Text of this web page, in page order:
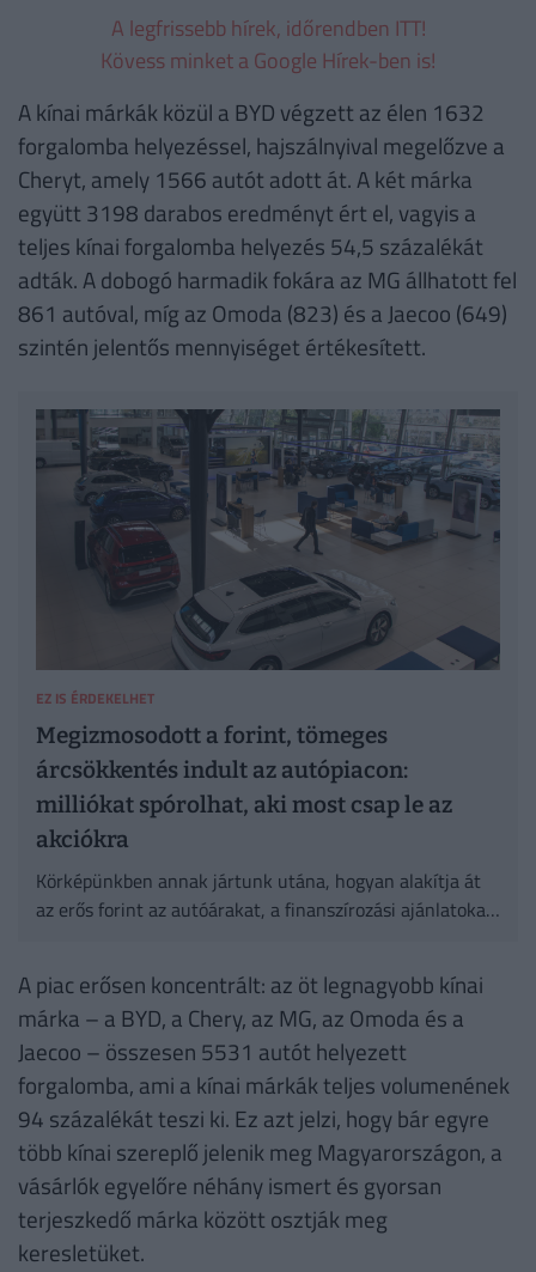
A legfrissebb hírek, időrendben ITT!
Kövess minket a Google Hírek-ben is!
A kínai márkák közül a BYD végzett az élen 1632
forgalomba helyezéssel, hajszálnyival megelőzve a
Cheryt, amely 1566 autót adott át. A két márka
együtt 3198 darabos eredményt ért el, vagyis a
teljes kínai forgalomba helyezés 54,5 százalékát
adták. A dobogó harmadik fokára az MG állhatott fel
861 autóval, míg az Omoda (823) és a Jaecoo (649)
szintén jelentős mennyiséget értékesített.
EZ IS ÉRDEKELHET
Megizmosodott a forint, tömeges
árcsökkentés indult az autópiacon:
milliókat spórolhat, aki most csap le az
akciókra
Körképünkben annak jártunk utána, hogyan alakítja át
az erős forint az autóárakat, a finanszírozási ajánlatokat
A piac erősen koncentrált: az öt legnagyobb kínai
márka – a BYD, a Chery, az MG, az Omoda és a
Jaecoo – összesen 5531 autót helyezett
forgalomba, ami a kínai márkák teljes volumenének
94 százalékát teszi ki. Ez azt jelzi, hogy bár egyre
több kínai szereplő jelenik meg Magyarországon, a
vásárlók egyelőre néhány ismert és gyorsan
terjeszkedő márka között osztják meg
keresletüket.